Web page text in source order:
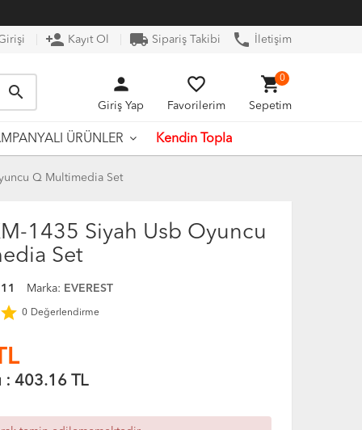
person_add Kayıt Ol local_shipping Sipariş Takibi phone İletişim
search person
Giriş Yap
favorite_border
Favorilerim
shopping_cart
Sepetim
0
ÜRÜNLER Kendin Topla
Q Multimedia Set
1435 Siyah Usb Oyuncu
Set
Marka: EVEREST
0 Değerlendirme
: 403.16TL